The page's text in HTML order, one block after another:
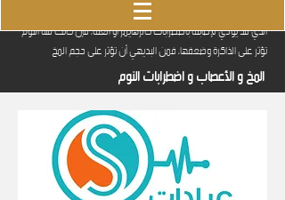
أشارت الكثير من الدراسات العلمية إلى تأثير الحرمان من النوم على المخ،
الذي قد يؤدي لإصابته باضطرابات كالزهايمز أو العته، فإن كانت قلة النوم
تؤثر على الذاكرة وضعفها، فمن البديهي أن تؤثر على حجم المخ